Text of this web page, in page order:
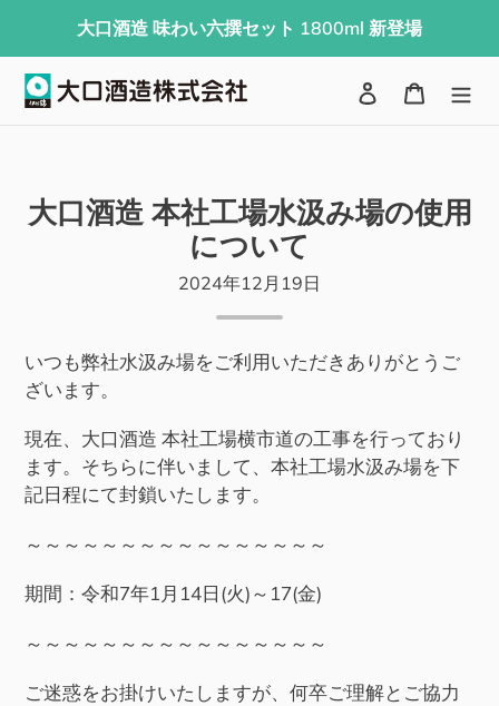
大口酒造 味わい六撰セット 1800ml 新登場
検索 ログイン
カート
大口酒造 本社工場水汲み場の使用
について
2024年12月19日
いつも弊社水汲み場をご利用いただきありがとうご
ざいます。
現在、大口酒造 本社工場横市道の工事を行っており
ます。そちらに伴いまして、 本社工場水汲み場を下
記日程にて封鎖いたします。
～～～～～～～～～～～～～～～～
期間：令和7年1月14日(火)～17(金)
～～～～～～～～～～～～～～～～
ご迷惑をお掛けいたしますが、何卒ご理解とご協力